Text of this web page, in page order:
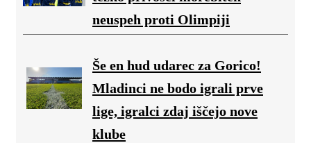
neuspeh proti Olimpiji
Še en hud udarec za Gorico!
Mladinci ne bodo igrali prve
lige, igralci zdaj iščejo nove
klube